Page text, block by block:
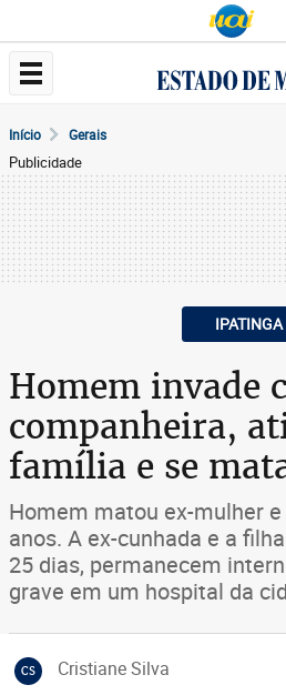
Início Gerais
Publicidade
IPATINGA
Homem invade
companheira,
família e se
Homem matou ex-mulher
anos. A ex-cunhada e a
25 dias, permanecem
grave em um hospital da
CS Cristiane Silva